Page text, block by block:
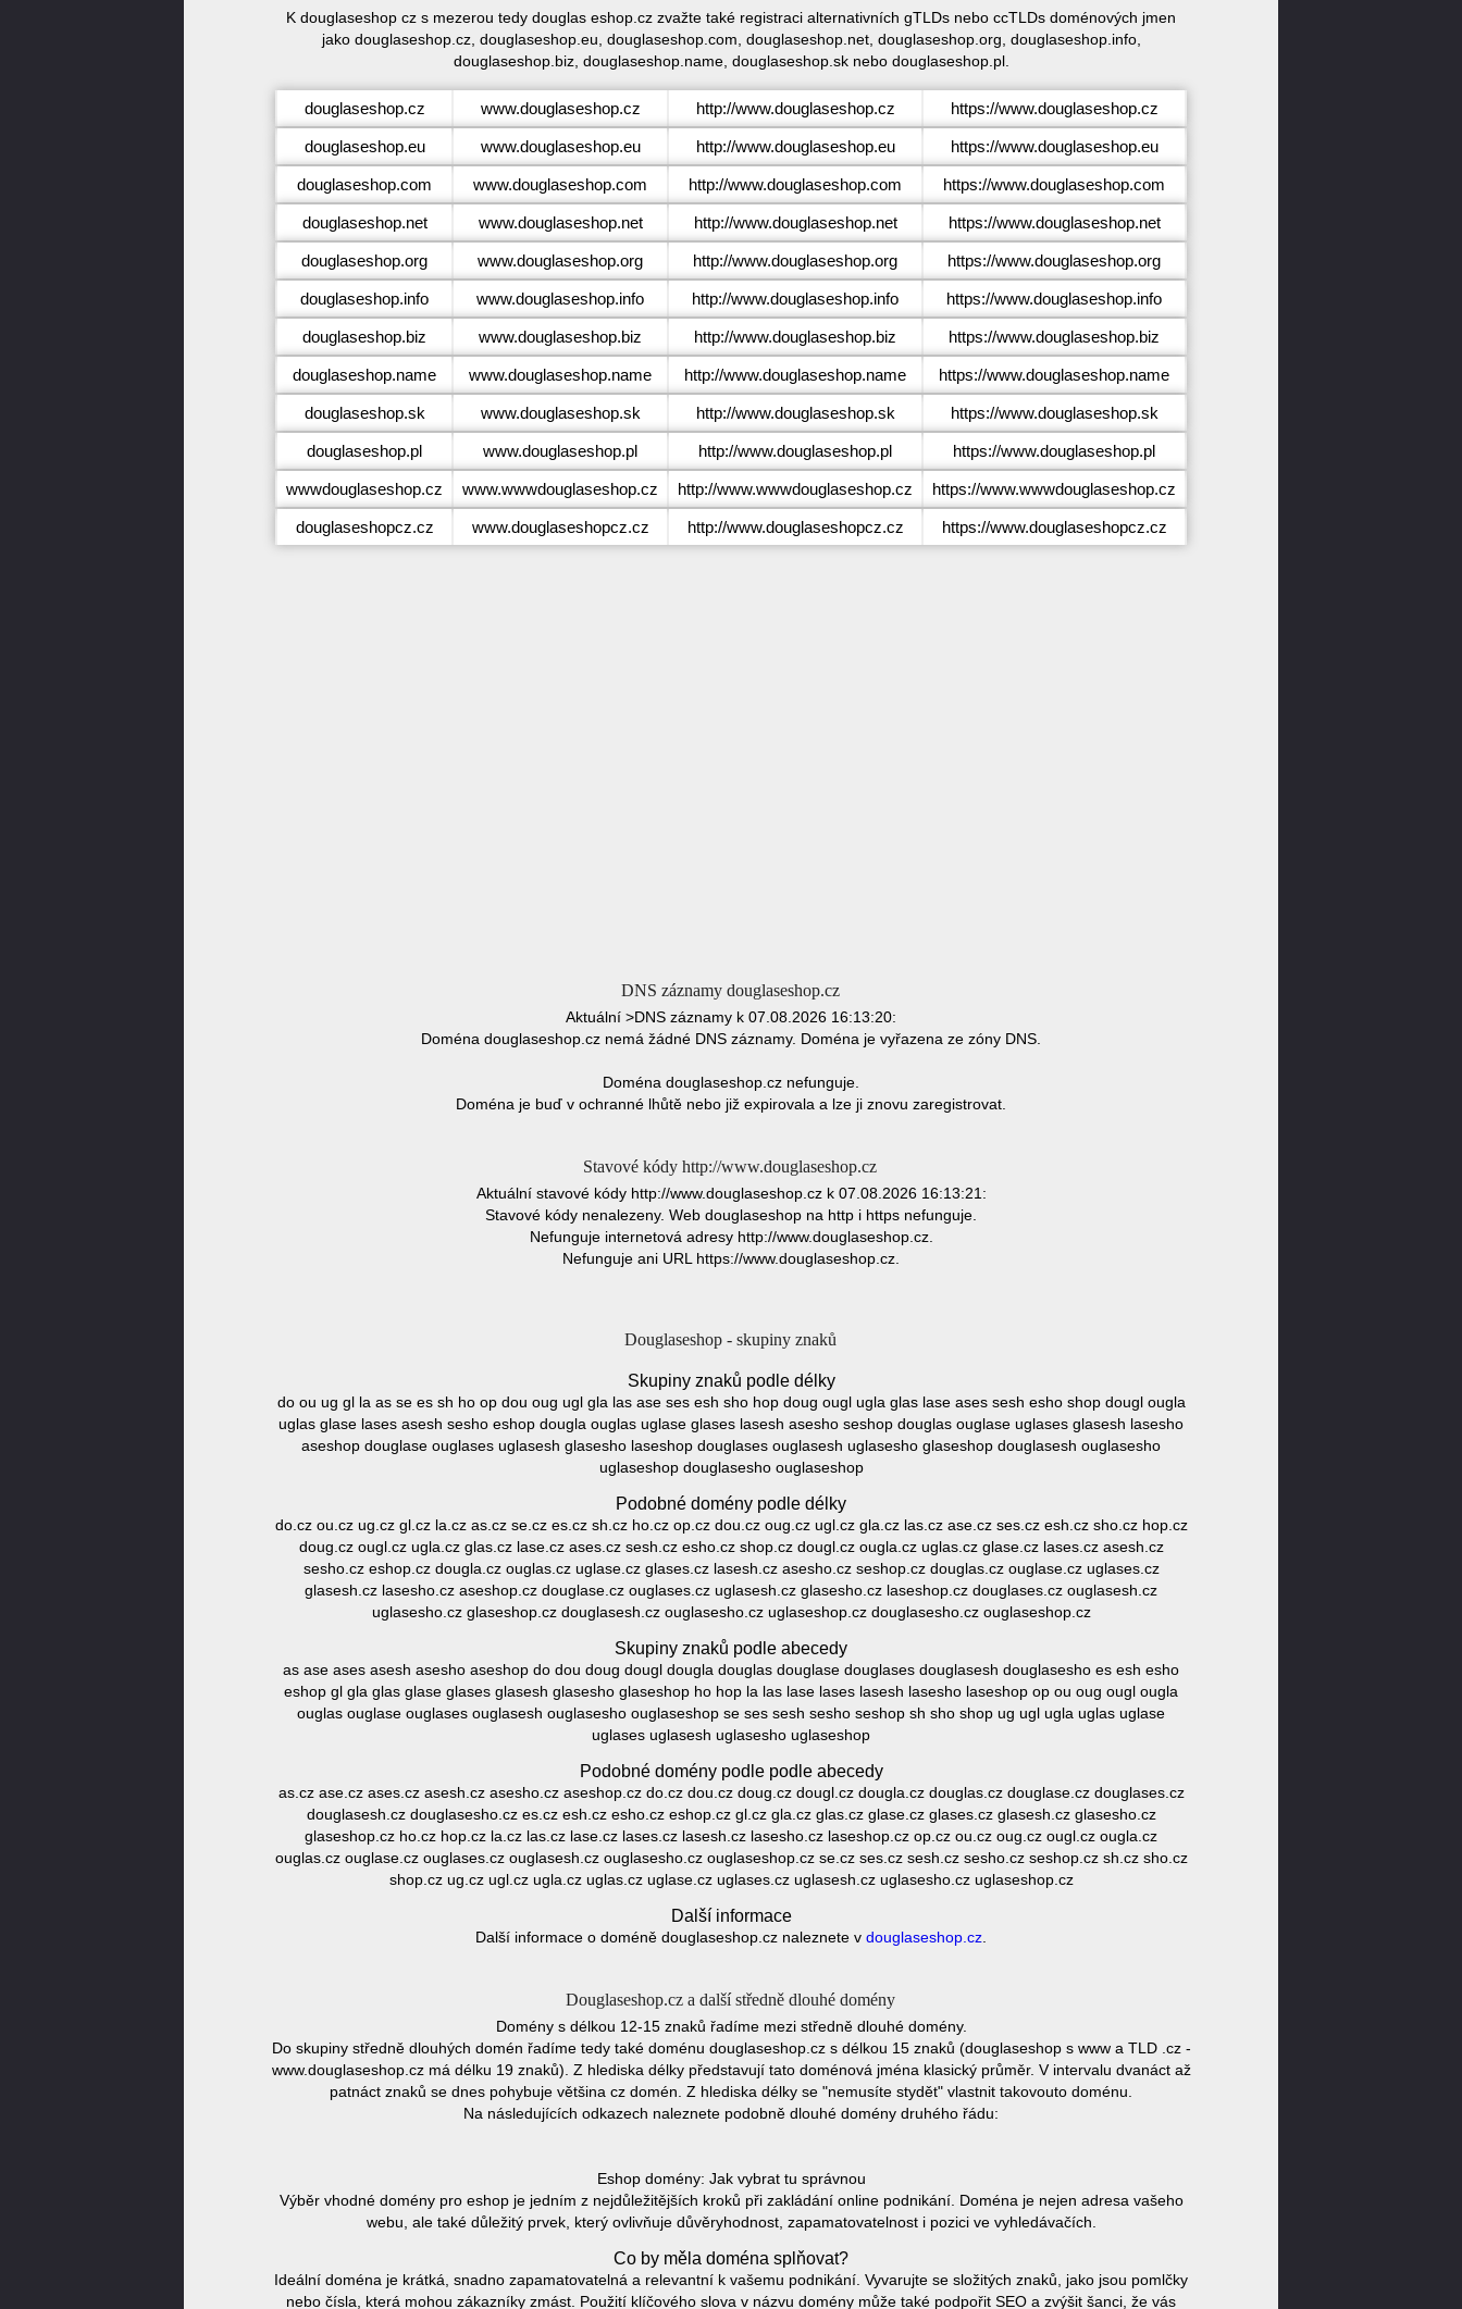
K douglaseshop cz s mezerou tedy douglas eshop.cz zvažte také registraci alternativních gTLDs nebo ccTLDs doménových jmen
jako douglaseshop.cz, douglaseshop.eu, douglaseshop.com, douglaseshop.net, douglaseshop.org, douglaseshop.info,
douglaseshop.biz, douglaseshop.name, douglaseshop.sk nebo douglaseshop.pl.
douglaseshop.cz www.douglaseshop.cz http://www.douglaseshop.cz https://www.douglaseshop.cz
douglaseshop.eu www.douglaseshop.eu http://www.douglaseshop.eu https://www.douglaseshop.eu
douglaseshop.com www.douglaseshop.com http://www.douglaseshop.com https://www.douglaseshop.com
douglaseshop.net www.douglaseshop.net http://www.douglaseshop.net https://www.douglaseshop.net
douglaseshop.org www.douglaseshop.org http://www.douglaseshop.org https://www.douglaseshop.org
douglaseshop.info www.douglaseshop.info http://www.douglaseshop.info https://www.douglaseshop.info
douglaseshop.biz www.douglaseshop.biz http://www.douglaseshop.biz https://www.douglaseshop.biz
douglaseshop.name www.douglaseshop.name http://www.douglaseshop.name https://www.douglaseshop.name
douglaseshop.sk www.douglaseshop.sk http://www.douglaseshop.sk https://www.douglaseshop.sk
douglaseshop.pl www.douglaseshop.pl http://www.douglaseshop.pl https://www.douglaseshop.pl
wwwdouglaseshop.cz www.wwwdouglaseshop.cz http://www.wwwdouglaseshop.cz https://www.wwwdouglaseshop.cz
douglaseshopcz.cz www.douglaseshopcz.cz http://www.douglaseshopcz.cz https://www.douglaseshopcz.cz
DNS záznamy douglaseshop.cz
Aktuální >DNS záznamy k 07.08.2026 16:13:20:
Doména douglaseshop.cz nemá žádné DNS záznamy. Doména je vyřazena ze zóny DNS.
Doména douglaseshop.cz nefunguje.
Doména je buď v ochranné lhůtě nebo již expirovala a lze ji znovu zaregistrovat.
Stavové kódy http://www.douglaseshop.cz
Aktuální stavové kódy http://www.douglaseshop.cz k 07.08.2026 16:13:21:
Stavové kódy nenalezeny. Web douglaseshop na http i https nefunguje.
Nefunguje internetová adresy http://www.douglaseshop.cz.
Nefunguje ani URL https://www.douglaseshop.cz.
Douglaseshop - skupiny znaků
Skupiny znaků podle délky
do ou ug gl la as se es sh ho op dou oug ugl gla las ase ses esh sho hop doug ougl ugla glas lase ases sesh esho shop dougl ougla
uglas glase lases asesh sesho eshop dougla ouglas uglase glases lasesh asesho seshop douglas ouglase uglases glasesh lasesho
aseshop douglase ouglases uglasesh glasesho laseshop douglases ouglasesh uglasesho glaseshop douglasesh ouglasesho
uglaseshop douglasesho ouglaseshop
Podobné domény podle délky
do.cz ou.cz ug.cz gl.cz la.cz as.cz se.cz es.cz sh.cz ho.cz op.cz dou.cz oug.cz ugl.cz gla.cz las.cz ase.cz ses.cz esh.cz sho.cz hop.cz
doug.cz ougl.cz ugla.cz glas.cz lase.cz ases.cz sesh.cz esho.cz shop.cz dougl.cz ougla.cz uglas.cz glase.cz lases.cz asesh.cz
sesho.cz eshop.cz dougla.cz ouglas.cz uglase.cz glases.cz lasesh.cz asesho.cz seshop.cz douglas.cz ouglase.cz uglases.cz
glasesh.cz lasesho.cz aseshop.cz douglase.cz ouglases.cz uglasesh.cz glasesho.cz laseshop.cz douglases.cz ouglasesh.cz
uglasesho.cz glaseshop.cz douglasesh.cz ouglasesho.cz uglaseshop.cz douglasesho.cz ouglaseshop.cz
Skupiny znaků podle abecedy
as ase ases asesh asesho aseshop do dou doug dougl dougla douglas douglase douglases douglasesh douglasesho es esh esho
eshop gl gla glas glase glases glasesh glasesho glaseshop ho hop la las lase lases lasesh lasesho laseshop op ou oug ougl ougla
ouglas ouglase ouglases ouglasesh ouglasesho ouglaseshop se ses sesh sesho seshop sh sho shop ug ugl ugla uglas uglase
uglases uglasesh uglasesho uglaseshop
Podobné domény podle podle abecedy
as.cz ase.cz ases.cz asesh.cz asesho.cz aseshop.cz do.cz dou.cz doug.cz dougl.cz dougla.cz douglas.cz douglase.cz douglases.cz
douglasesh.cz douglasesho.cz es.cz esh.cz esho.cz eshop.cz gl.cz gla.cz glas.cz glase.cz glases.cz glasesh.cz glasesho.cz
glaseshop.cz ho.cz hop.cz la.cz las.cz lase.cz lases.cz lasesh.cz lasesho.cz laseshop.cz op.cz ou.cz oug.cz ougl.cz ougla.cz
ouglas.cz ouglase.cz ouglases.cz ouglasesh.cz ouglasesho.cz ouglaseshop.cz se.cz ses.cz sesh.cz sesho.cz seshop.cz sh.cz sho.cz
shop.cz ug.cz ugl.cz ugla.cz uglas.cz uglase.cz uglases.cz uglasesh.cz uglasesho.cz uglaseshop.cz
Další informace
Další informace o doméně douglaseshop.cz naleznete v douglaseshop.cz
Douglaseshop.cz a další středně dlouhé domény
Domény s délkou 12-15 znaků řadíme mezi středně dlouhé domény.
Do skupiny středně dlouhých domén řadíme tedy také doménu douglaseshop.cz s délkou 15 znaků (douglaseshop s www a TLD .cz -
www.douglaseshop.cz má délku 19 znaků). Z hlediska délky představují tato doménová jména klasický průměr. V intervalu dvanáct až
patnáct znaků se dnes pohybuje většina cz domén. Z hlediska délky se "nemusíte stydět" vlastnit takovouto doménu.
Na následujících odkazech naleznete podobně dlouhé domény druhého řádu:
Eshop domény: Jak vybrat tu správnou
Výběr vhodné domény pro eshop je jedním z nejdůležitějších kroků při zakládání online podnikání. Doména je nejen adresa vašeho
webu, ale také důležitý prvek, který ovlivňuje důvěryhodnost, zapamatovatelnost i pozici ve vyhledávačích.
Co by měla doména splňovat?
Ideální doména je krátká, snadno zapamatovatelná a relevantní k vašemu podnikání. Vyvarujte se složitých znaků, jako jsou pomlčky
nebo čísla, která mohou zákazníky zmást. Použití klíčového slova v názvu domény může také podpořit SEO a zvýšit šanci, že vás